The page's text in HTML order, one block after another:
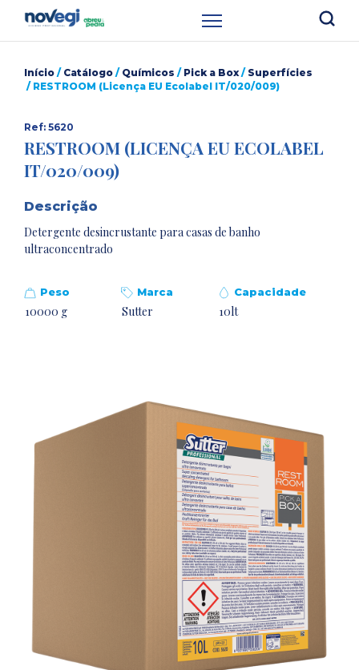
Início / Catálogo / Químicos / Pick a Box/ Superfícies
/ RESTROOM (Licença EU Ecolabel IT/020/009)
Ref: 5620
RESTROOM (LICENÇA EU ECOLABEL
IT/020/009)
Descrição
Detergente desincrustante para casas de banho
ultraconcentrado
Peso
10000 g
Marca
Sutter
Capacidade
10lt